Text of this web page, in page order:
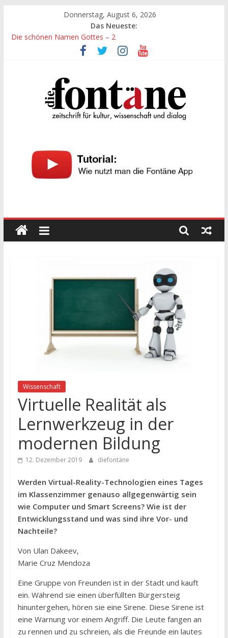
springen
Donnerstag, August 6, 2026
Das Neueste:
Die schönen Namen Gottes – 2
Werte, denen größte Sorgfalt entgegengebracht werden muss
Die schönen Namen Gottes
„Kind“ seiner Zeit sein
Die
Fontäne
kultur,
wissenschaft
und
Wissenschaft
Virtuelle Realität als
Lernwerkzeug in der
modernen Bildung
12. Dezember 2019 diefontäne
Werden Virtual-Reality-Technologien eines Tages
im Klassenzimmer genauso allgegenwärtig sein
wie Computer und Smart Screens? Wie ist der
Entwicklungsstand und was sind ihre Vor- und
Nachteile?
Von Ulan Dakeev,
Marie Cruz Mendoza
Eine Gruppe von Freunden ist in der Stadt und kauft
ein. Während sie einen überfüllten Bürgersteig
hinuntergehen, hören sie eine Sirene. Diese Sirene ist
eine Warnung vor einem Angriff. Die Leute fangen an
zu rennen und zu schreien, als die Freunde ein lautes